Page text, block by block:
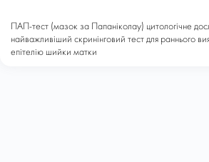
ПАП-тест (мазок за Папаніколау) цитологічне
найважливіший скринінговий тест для раннього
епітелію шийки матки